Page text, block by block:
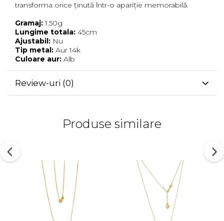
transforma orice ținută într-o apariție memorabilă.
Gramaj:1.50g
Lungime totala: 45cm
Ajustabil: Nu
Tip metal: Aur 14k
Culoare aur: Alb
Review-uri (0)
Produse similare